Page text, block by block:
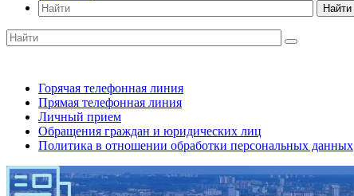
Найти
Горячая телефонная линия
Прямая телефонная линия
Личный прием
Обращения граждан и юридических лиц
Политика в отношении обработки персональных данных